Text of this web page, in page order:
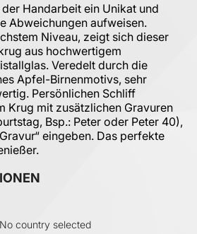
Handarbeit ein Unikat und
Abweichungen aufweisen.
Niveau, zeigt sich dieser
aus hochwertigem
Veredelt durch die
Apfel-Birnenmotivs, sehr
Persönlichen Schliff
Krug mit zusätzlichen Gravuren
Bsp.: Peter oder Peter 40),
eingeben. Das perfekte
No country selected